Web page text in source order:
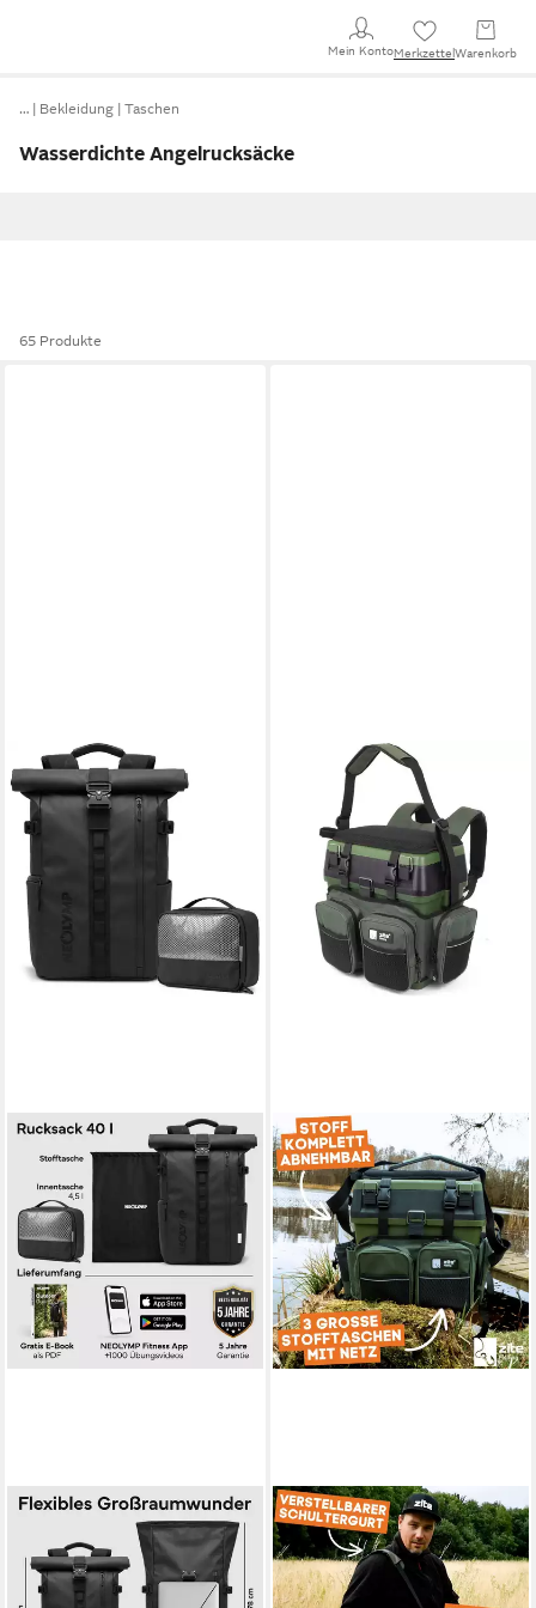
Mein KontoMerkzettel Warenkorb
… Bekleidung Taschen
Wasserdichte Angelrucksäcke
65 Produkte
NEOLYMP
Rucksack Wasserdichter
Rolltop Backpack, Laptopfach,
Wet Case & Rückenzugriff,
ZITE
Angelrucksack und Multi-
Sitzkiepe in 1 - Inklusive 4
Tackleboxen im Deckel